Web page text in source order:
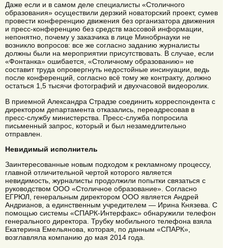
Даже если и в самом деле специалисты «Столичного
образования» осуществили дерзкий новаторский проект, сумев
провести конференцию движения без организатора движения
и пресс-конференцию без средств массовой информации,
непонятно, почему у заказчика в лице Минобрнауки не
возникло вопросов: все же согласно заданию журналисты
должны были на мероприятии присутствовать. В случае, если
«Фонтанка» ошибается, «Столичному образованию» не
составит труда опровергнуть недостойные инсинуации, ведь
после конференций, согласно всё тому же контракту, должно
остаться 1,5 тысячи фотографий и двухчасовой видеоролик.
В приемной Александра Страдзе соединить корреспондента с
директором департамента отказались, переадресовав в
пресс-службу министерства. Пресс-служба попросила
письменный запрос, который и был незамедлительно
отправлен.
Невидимый исполнитель
Заинтересованные новым подходом к рекламному процессу,
главной отличительной чертой которого является
невидимость, журналисты продолжили попытки связаться с
руководством ООО «Столичное образование». Согласно
ЕГРЮЛ, генеральным директором ООО является Андрей
Андрианов, а единственным учредителем — Ирина Князева. С
помощью системы «СПАРК-Интерфакс» обнаружили телефон
генерального директора. Трубку мобильного телефона взяла
Екатерина Емельянова, которая, по данным «СПАРК»,
возглавляла компанию до мая 2014 года.